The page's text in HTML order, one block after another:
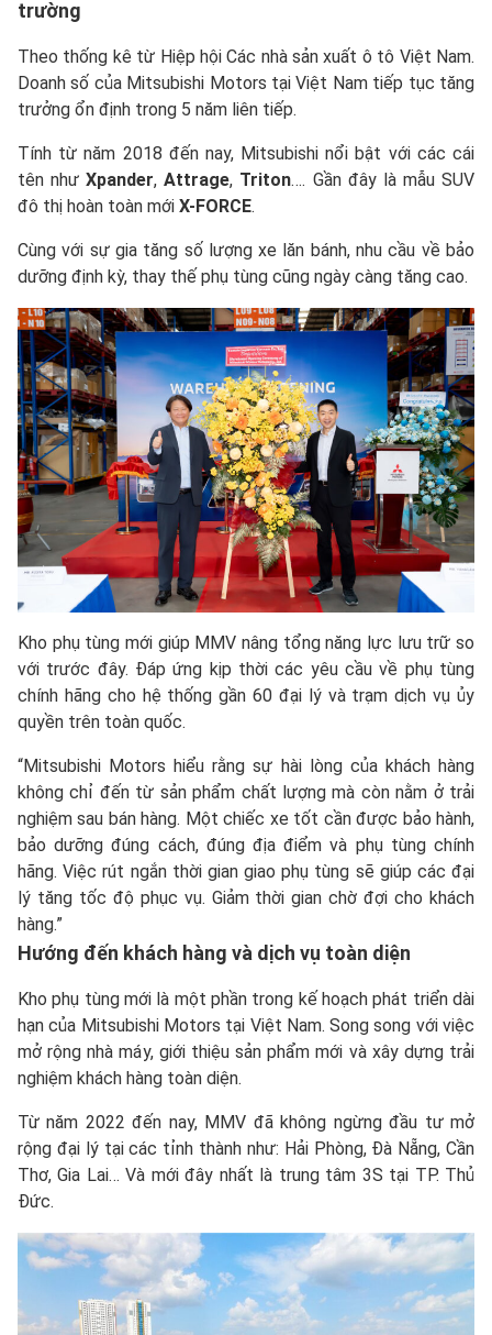
trường
Theo thống kê từ Hiệp hội Các nhà sản xuất ô tô Việt Nam.
Doanh số của Mitsubishi Motors tại Việt Nam tiếp tục tăng
trưởng ổn định trong 5 năm liên tiếp.
Tính từ năm 2018 đến nay, Mitsubishi nổi bật với các cái
tên nhưXpander,Attrage, Triton…. Gần đây là mẫu SUV
đô thị hoàn toàn mới X-FORCE.
Cùng với sự gia tăng số lượng xe lăn bánh, nhu cầu về bảo
dưỡng định kỳ, thay thế phụ tùng cũng ngày càng tăng cao.
Kho phụ tùng mới giúp MMV nâng tổng năng lực lưu trữ so
với trước đây. Đáp ứng kịp thời các yêu cầu về phụ tùng
chính hãng cho hệ thống gần 60 đại lý và trạm dịch vụ ủy
quyền trên toàn quốc.
“Mitsubishi Motors hiểu rằng sự hài lòng của khách hàng
không chỉ đến từ sản phẩm chất lượng mà còn nằm ở trải
nghiệm sau bán hàng. Một chiếc xe tốt cần được bảo hành,
bảo dưỡng đúng cách, đúng địa điểm và phụ tùng chính
hãng. Việc rút ngắn thời gian giao phụ tùng sẽ giúp các đại
lý tăng tốc độ phục vụ. Giảm thời gian chờ đợi cho khách
hàng.”
Hướng đến khách hàng và dịch vụ toàn diện
Kho phụ tùng mới là một phần trong kế hoạch phát triển dài
hạn của Mitsubishi Motors tại Việt Nam. Song song với việc
mở rộng nhà máy, giới thiệu sản phẩm mới và xây dựng trải
nghiệm khách hàng toàn diện.
Từ năm 2022 đến nay, MMV đã không ngừng đầu tư mở
rộng đại lý tại các tỉnh thành như: Hải Phòng, Đà Nẵng, Cần
Thơ, Gia Lai… Và mới đây nhất là trung tâm 3S tại TP. Thủ
Đức.